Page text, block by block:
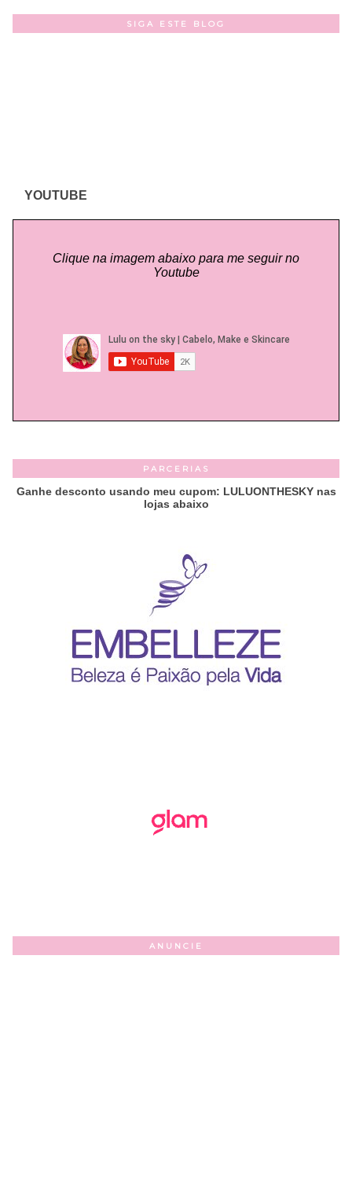
SIGA ESTE BLOG
YOUTUBE
Clique na imagem abaixo para me seguir no
Youtube
PARCERIAS
Ganhe desconto usando meu cupom: LULUONTHESKY nas
lojas abaixo
ANUNCIE